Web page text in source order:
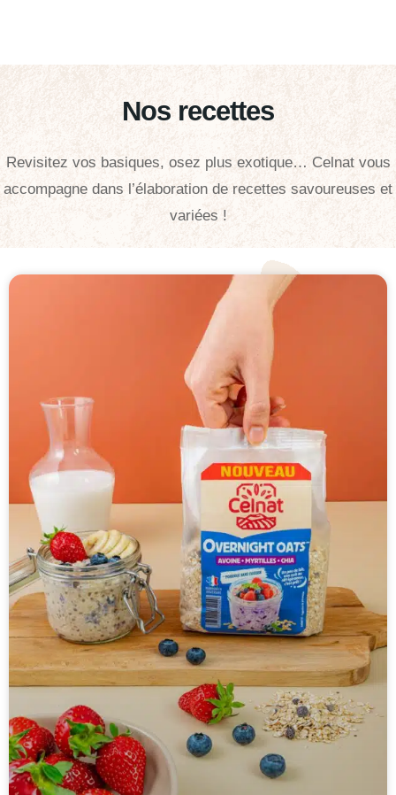
Nos recettes
Revisitez vos basiques, osez plus exotique… Celnat vous
accompagne dans l’élaboration de recettes savoureuses et
variées !